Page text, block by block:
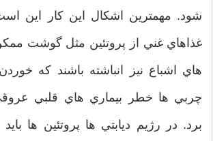
شود. مهمترين اشكال اين كار اين
غذاهاي غني از پروتئين مثل گوشت
هاي اشباع نيز انباشته باشند كه
چربي ها خطر بيماري هاي قلبي عروقي